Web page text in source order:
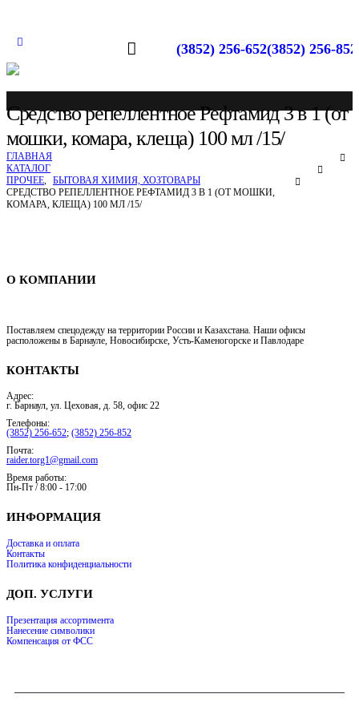
(3852) 256-652(3852) 256-852
Средство репеллентное Рефтамид 3 в 1 (от
мошки, комара, клеща) 100 мл /15/
ГЛАВНАЯ
КАТАЛОГ
ПРОЧЕЕ, БЫТОВАЯ ХИМИЯ, ХОЗТОВАРЫ
СРЕДСТВО РЕПЕЛЛЕНТНОЕ РЕФТАМИД 3 В 1 (ОТ МОШКИ,
КОМАРА, КЛЕЩА) 100 МЛ /15/
Спецодежда в Барнауле
О КОМПАНИИ
Поставляем спецодежду на территории России и Казахстана. Наши офисы
расположены в Барнауле, Новосибирске, Усть-Каменогорске и Павлодаре
КОНТАКТЫ
Адрес:
г. Барнаул, ул. Цеховая, д. 58, офис 22
Телефоны:
(3852) 256-652; (3852) 256-852
Почта:
raider.torg1@gmail.com
Время работы:
Пн-Пт / 8:00 - 17:00
ИНФОРМАЦИЯ
Доставка и оплата
Контакты
Политика конфиденциальности
ДОП. УСЛУГИ
Презентация ассортимента
Нанесение символики
Компенсация от ФСС